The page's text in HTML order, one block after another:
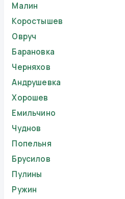
Малин
Коростышев
Овруч
Барановка
Черняхов
Андрушевка
Хорошев
Емильчино
Чуднов
Попельня
Брусилов
Пулины
Ружин